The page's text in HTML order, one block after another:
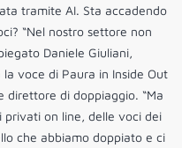
tramite AI. Sta accadendo
“Nel nostro settore non
Daniele Giuliani,
voce di Paura in Inside Out
direttore di doppiaggio. “Ma
privati on line, delle voci dei
che abbiamo doppiato e ci